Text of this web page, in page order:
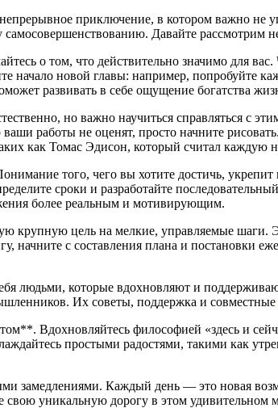
приключение, в котором важно
Давайте рассмотрим
о том, что действительно значимо для
начало новой главы: например, попробуйте
развивать в себе ощущение богатства
но важно научиться справляться с
работы не оценят, просто начните
как Томас Эдисон, который считал каждую
того, чего вы хотите достичь,
сроки и разработайте
более реальным и мотивирующим.
крупную цель на мелкие, управляемые шаги.
начните с составления плана и постановки
людьми, которые вдохновляют и
Их советы, поддержка и совместные
Вдохновляйтесь философией «здесь и
простыми радостями, такими как
замедлениями. Каждый день — это новая
свою уникальную дорогу в этом удивительном